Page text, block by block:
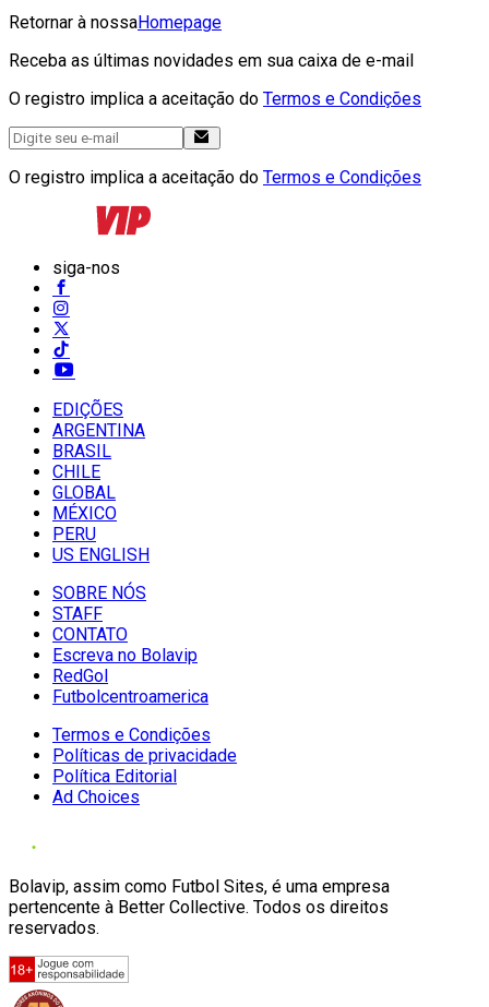
Retornar à nossaHomepage
Receba as últimas novidades em sua caixa de e-mail
O registro implica a aceitação do Termos e Condições
O registro implica a aceitação do Termos e Condições
siga-nos
EDIÇÕES
ARGENTINA
BRASIL
CHILE
GLOBAL
MÉXICO
PERU
US ENGLISH
SOBRE NÓS
STAFF
CONTATO
Escreva no Bolavip
RedGol
Futbolcentroamerica
Termos e Condições
Políticas de privacidade
Política Editorial
Ad Choices
Bolavip, assim como Futbol Sites, é uma empresa
pertencente à Better Collective. Todos os direitos
reservados.